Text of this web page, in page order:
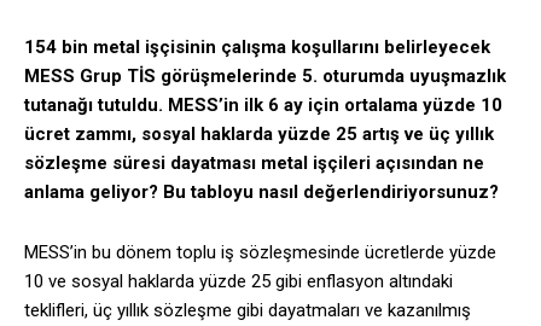
154 bin metal işçisinin çalışma koşullarını belirleyecek
MESS Grup TİS görüşmelerinde 5. oturumda uyuşmazlık
tutanağı tutuldu. MESS’in ilk 6 ay için ortalama yüzde 10
ücret zammı, sosyal haklarda yüzde 25 artış ve üç yıllık
sözleşme süresi dayatması metal işçileri açısından ne
anlama geliyor? Bu tabloyu nasıl değerlendiriyorsunuz?
MESS’in bu dönem toplu iş sözleşmesinde ücretlerde yüzde
10 ve sosyal haklarda yüzde 25 gibi enflasyon altındaki
teklifleri, üç yıllık sözleşme gibi dayatmaları ve kazanılmış